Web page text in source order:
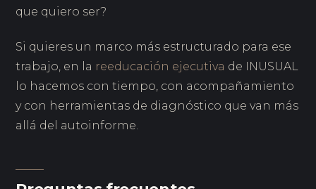
que quiero ser?
Si quieres un marco más estructurado para ese
trabajo, en la reeducación ejecutiva de INUSUAL
lo hacemos con tiempo, con acompañamiento
y con herramientas de diagnóstico que van más
allá del autoinforme.